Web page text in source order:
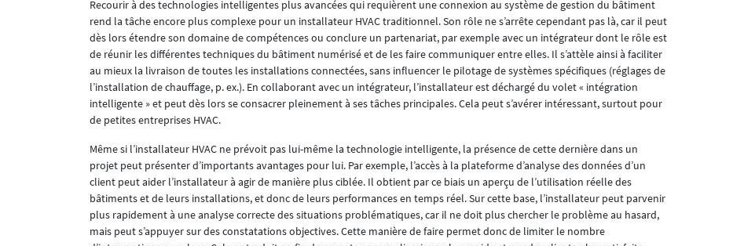
Recourir à des technologies intelligentes plus avancées qui requièrent une connexion au système de gestion du bâtiment
rend la tâche encore plus complexe pour un installateur HVAC traditionnel. Son rôle ne s’arrête cependant pas là, car il peut
dès lors étendre son domaine de compétences ou conclure un partenariat, par exemple avec un intégrateur dont le rôle est
de réunir les différentes techniques du bâtiment numérisé et de les faire communiquer entre elles. Il s’attèle ainsi à faciliter
au mieux la livraison de toutes les installations connectées, sans influencer le pilotage de systèmes spécifiques (réglages de
l’installation de chauffage, p. ex.). En collaborant avec un intégrateur, l’installateur est déchargé du volet « intégration
intelligente » et peut dès lors se consacrer pleinement à ses tâches principales. Cela peut s’avérer intéressant, surtout pour
de petites entreprises HVAC.
Même si l’installateur HVAC ne prévoit pas lui-même la technologie intelligente, la présence de cette dernière dans un
projet peut présenter d’importants avantages pour lui. Par exemple, l’accès à la plateforme d’analyse des données d’un
client peut aider l’installateur à agir de manière plus ciblée. Il obtient par ce biais un aperçu de l’utilisation réelle des
bâtiments et de leurs installations, et donc de leurs performances en temps réel. Sur cette base, l’installateur peut parvenir
plus rapidement à une analyse correcte des situations problématiques, car il ne doit plus chercher le problème au hasard,
mais peut s’appuyer sur des constatations objectives. Cette manière de faire permet donc de limiter le nombre